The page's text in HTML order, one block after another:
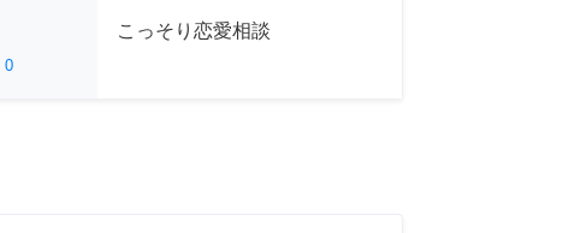
0
こっそり恋愛相談